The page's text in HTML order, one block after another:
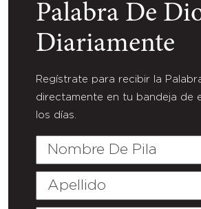
Palabra De
Diariamente
Regístrate para recibir la
directamente en tu bandeja de
los días.
Nombre
Pila
Apellido